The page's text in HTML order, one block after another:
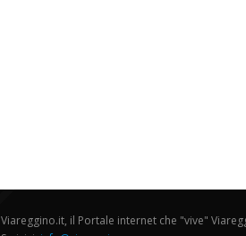
Viareggino.it, il Portale internet che "vive"